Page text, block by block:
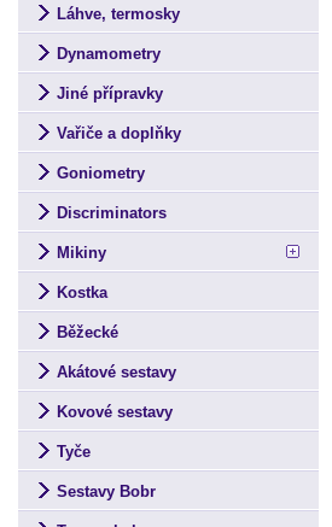
Láhve, termosky
Dynamometry
Jiné přípravky
Vařiče a doplňky
Goniometry
Discriminators
Mikiny
Kostka
Běžecké
Akátové sestavy
Kovové sestavy
Tyče
Sestavy Bobr